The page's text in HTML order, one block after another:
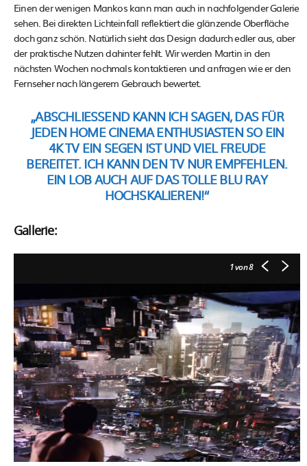
Einen der wenigen Mankos kann man auch in nachfolgender Galerie
sehen. Bei direkten Lichteinfall reflektiert die glänzende Oberfläche
doch ganz schön. Natürlich sieht das Design dadurch edler aus, aber
der praktische Nutzen dahinter fehlt. Wir werden Martin in den
nächsten Wochen nochmals kontaktieren und anfragen wie er den
Fernseher nach längerem Gebrauch bewertet.
„ABSCHLIESSEND KANN ICH SAGEN, DAS FÜR J
EDEN HOME CINEMA ENTHUSIASTEN SO EIN 4
K TV EIN SEGEN IST UND VIEL FREUDE B
EREITET. ICH KANN DEN TV NUR EMPFEHLEN. E
IN LOB AUCH AUF DAS TOLLE BLU RAY H
OCHSKALIEREN!“
Gallerie:
1von 8